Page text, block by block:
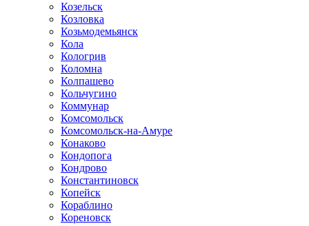
Козельск
Козловка
Козьмодемьянск
Кола
Кологрив
Коломна
Колпашево
Кольчугино
Коммунар
Комсомольск
Комсомольск-на-Амуре
Конаково
Кондопога
Кондрово
Константиновск
Копейск
Кораблино
Кореновск